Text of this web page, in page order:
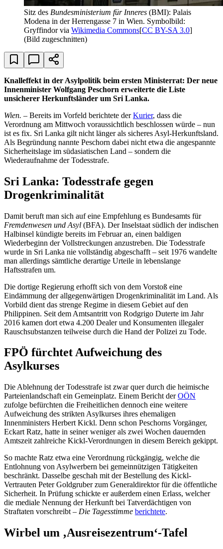
Sitz des Bundesministerium für Inneres (BMI): Palais
Modena in der Herrengasse 7 in Wien. Symbolbild:
Gryffindor via Wikimedia Commons[CC BY-SA 3.0]
(Bild zugeschnitten)
Knalleffekt in der Asylpolitik beim ersten Ministerrat: Der neue
Innenminister Wolfgang Peschorn erweiterte die Liste
unsicherer Herkunftsländer um Sri Lanka.
Wien. – Bereits im Vorfeld berichtete derKurier, dass die
Verordnung am Mittwoch voraussichtlich beschlossen würde – nun
ist es fix. Sri Lanka gilt nicht länger als sicheres Asyl-Herkunftsland.
Als Begründung nannte Peschorn dabei nicht etwa die angespannte
Sicherheitslage im südasiatischen Land – sondern die
Wiederaufnahme der Todesstrafe.
Sri Lanka: Todesstrafe gegen
Drogenkriminalität
Damit beruft man sich auf eine Empfehlung es Bundesamts für
Fremdenwesen und Asyl (BFA). Der Inselstaat südlich der indischen
Halbinsel kündigte bereits im Februar an, einen baldigen
Wiederbeginn der Vollstreckungen anzustreben. Die Todesstrafe
wurde in Sri Lanka nie vollständig abgeschafft – seit 1976 wandelte
man allerdings sämtliche derartige Urteile in lebenslange
Haftsstrafen um.
Die dortige Regierung erhofft sich von dem Vorstoß eine
Eindämmung der allgegenwärtigen Drogenkriminalität im Land. Als
Vorbild dient das strenge Regime in diesem Gebiet auf den
Philippinen. Seit dem Amtsantritt von Rodgrigo Duterte im Jahr
2016 kamen dort etwa 4.200 Dealer und Konsumenten illegaler
Rauschsubstanzen teilweise durch die Hand der Polizei zu Tode.
FPÖ fürchtet Aufweichung des
Asylkurses
Die Ablehnung der Todesstrafe ist zwar quer durch die heimische
Parteienlandschaft ein Gemeinplatz. Einem Bericht derOÖN
zufolge befürchten die Freiheitlichen dennoch eine weitere
Aufweichung des strikten Asylkurses ihres ehemaligen
Innenministers Herbert Kickl. Denn schon Peschorns Vorgänger,
Eckart Ratz, hatte in seiner weniger als zwei Wochen dauernden
Amtszeit zahlreiche Kickl-Verordnungen in diesem Bereich gekippt.
So machte Ratz etwa eine Verordnung rückgängig, welche die
Entlohnung von Asylwerbern bei gemeinnützigen Tätigkeiten
beschränkt. Dasselbe geschah mit der Bestellung des Kickl-
Vertrauten Peter Goldgruber zum Generaldirektor für die öffentliche
Sicherheit. In Prüfung schickte er außerdem einen Erlass, welcher
die mediale Nennung der Herkunft bei Tatverdächtigen von
Straftaten vorschreibt – Die Tagesstimme berichtete.
Wirbel um ‚Ausreisezentrum‘-Tafel